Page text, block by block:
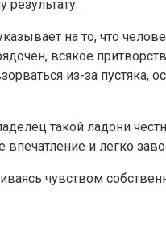
на то, что
всякое
из-за пустяка,
такой ладони
и легко
чувством